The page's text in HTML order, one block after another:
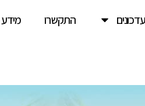
עדכונים התקשרו